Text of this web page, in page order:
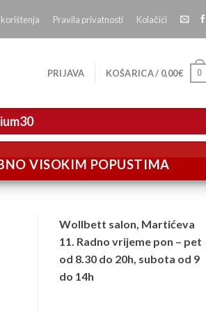
Pravila privatnosti Kolačići
PRIJAVA KOŠARICA / 0,00€ 0
VISOKIM POPUSTIMA
Wollbett salon, Martićeva
11. Radno vrijeme pon – pet
od 8.30 do 20h, subota od 9
do 14h